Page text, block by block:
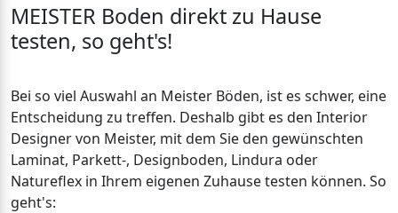
MEISTER Boden direkt zu Hause
testen, so geht's!
Bei so viel Auswahl an Meister Böden, ist es schwer, eine
Entscheidung zu treffen. Deshalb gibt es den Interior
Designer von Meister, mit dem Sie den gewünschten
Laminat, Parkett-, Designboden, Lindura oder
Natureflex in Ihrem eigenen Zuhause testen können. So
geht's: